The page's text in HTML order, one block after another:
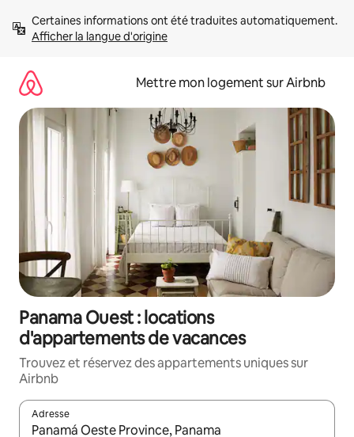
directement
Afficher la langue d'origine
Mettre mon logement sur Airbnb
Panama Ouest : locations
d'appartements de vacances
Trouvez et réservez des appartements uniques sur
Airbnb
Adresse
Lorsque les résultats s'affichent, utilisez les flèches vers le